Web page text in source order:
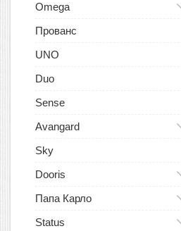
Omega
Прованс
UNO
Duo
Sense
Avangard
Sky
Dooris
Папа Карло
Status